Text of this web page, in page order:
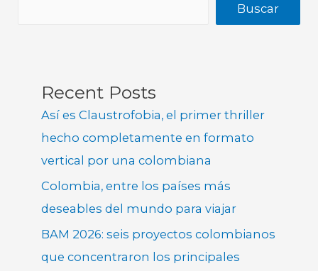
Buscar
Recent Posts
Así es Claustrofobia, el primer thriller
hecho completamente en formato
vertical por una colombiana
Colombia, entre los países más
deseables del mundo para viajar
BAM 2026: seis proyectos colombianos
que concentraron los principales